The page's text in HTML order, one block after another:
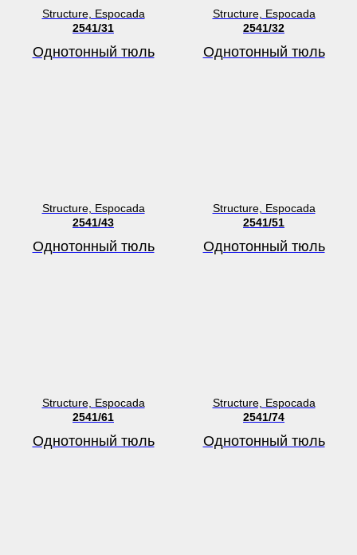
Structure, Espocada
2541/31
Однотонный тюль
Structure, Espocada
2541/32
Однотонный тюль
Structure, Espocada
2541/43
Однотонный тюль
Structure, Espocada
2541/51
Однотонный тюль
Structure, Espocada
2541/61
Однотонный тюль
Structure, Espocada
2541/74
Однотонный тюль